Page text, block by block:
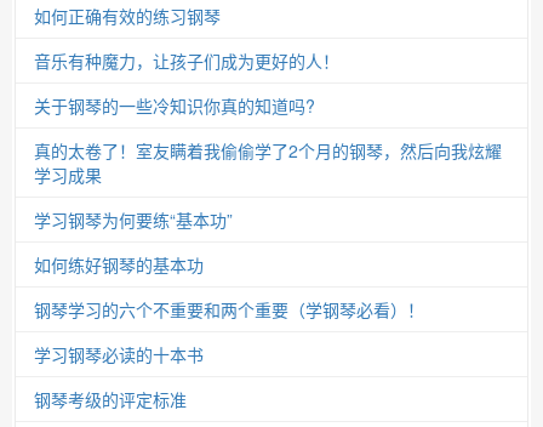
如何正确有效的练习钢琴
音乐有种魔力，让孩子们成为更好的人！
关于钢琴的一些冷知识你真的知道吗?
真的太卷了！室友瞒着我偷偷学了2个月的钢琴，然后向我炫耀
学习成果
学习钢琴为何要练“基本功”
如何练好钢琴的基本功
钢琴学习的六个不重要和两个重要（学钢琴必看）！
学习钢琴必读的十本书
钢琴考级的评定标准